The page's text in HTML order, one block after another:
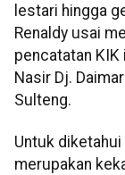
lestari hingga
Renaldy usai
pencatatan KIK
Nasir Dj.
Sulteng.
Untuk
merupakan